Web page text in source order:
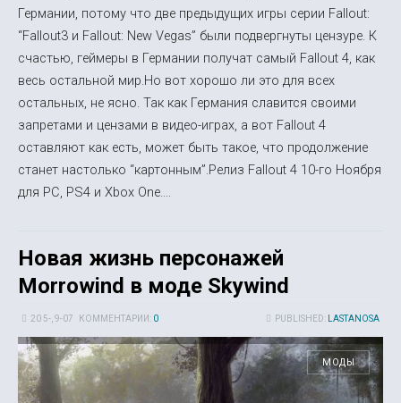
Германии, потому что две предыдущих игры серии Fallout:
“Fallout3 и Fallout: New Vegas” были подвергнуты цензуре. К
счастью, геймеры в Германии получат самый Fallout 4, как
весь остальной мир.Но вот хорошо ли это для всех
остальных, не ясно. Так как Германия славится своими
запретами и цензами в видео-играх, а вот Fallout 4
оставляют как есть, может быть такое, что продолжение
станет настолько “картонным”.Релиз Fallout 4 10-го Ноября
для PC, PS4 и Xbox One....
Новая жизнь персонажей
Morrowind в моде Skywind
PUBLISHED: LASTANOSA
20 5-, 9-07 КОММЕНТАРИИ: 0
МОДЫ